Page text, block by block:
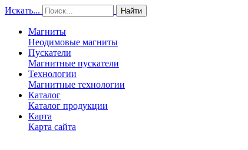
Искать... Найти
Магниты
Неодимовые магниты
Пускатели
Магнитные пускатели
Технологии
Магнитные технологии
Каталог
Каталог продукции
Карта
Карта сайта